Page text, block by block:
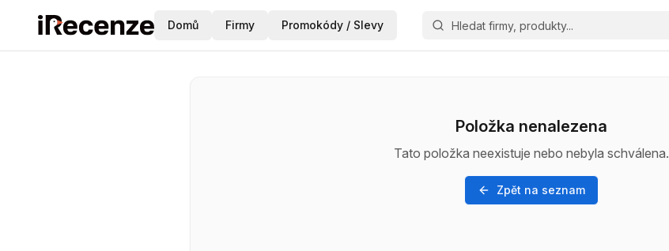
Domů Firmy Promokódy / Slevy
Položka nenalezena
Tato položka neexistuje nebo nebyla schválena.
Zpět na seznam